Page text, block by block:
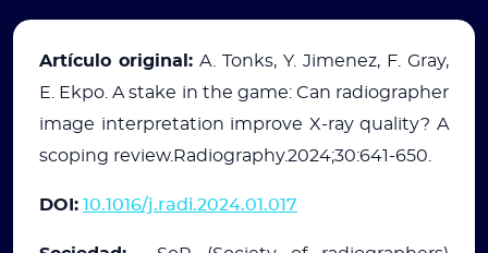
Artículo original: A. Tonks, Y. Jimenez, F. Gray,
E. Ekpo. A stake in the game: Can radiographer
image interpretation improve X-ray quality? A
scoping review.Radiography.2024;30:641-650.
DOI: 10.1016/j.radi.2024.01.017